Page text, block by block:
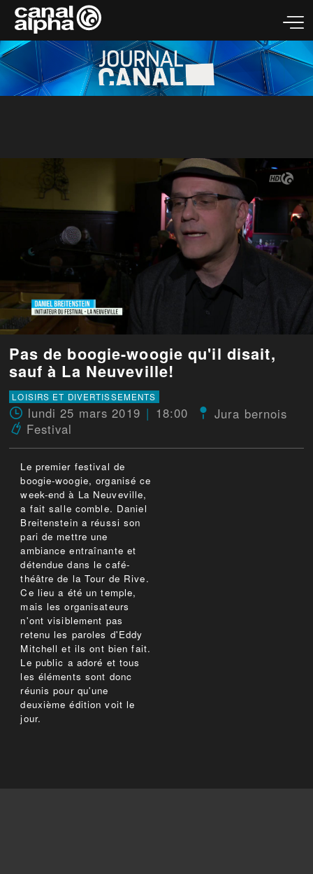
Pas de boogie-woogie qu'il disait,
sauf à La Neuveville!
LOISIRS ET DIVERTISSEMENTS
lundi 25 mars 2019 18:00
Jura bernois
Festival
Le premier festival de
boogie-woogie, organisé ce
week-end à La Neuveville,
a fait salle comble. Daniel
Breitenstein a réussi son
pari de mettre une
ambiance entraînante et
détendue dans le café-
théâtre de la Tour de Rive.
Ce lieu a été un temple,
mais les organisateurs
n'ont visiblement pas
retenu les paroles d'Eddy
Mitchell et ils ont bien fait.
Le public a adoré et tous
les éléments sont donc
réunis pour qu'une
deuxième édition voit le
jour.